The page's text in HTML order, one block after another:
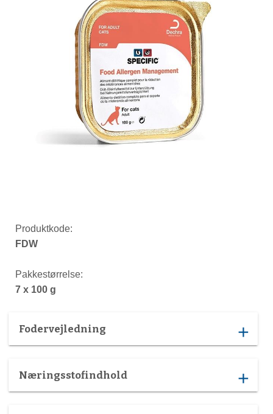
Produktkode:
FDW
Pakkestørrelse:
7 x 100 g
Fodervejledning add
Næringsstofindhold add